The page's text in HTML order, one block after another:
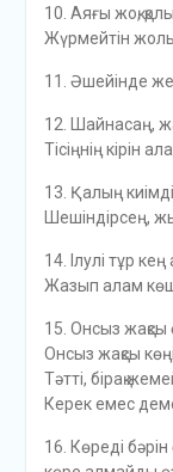
10. Аяғы жоқ,
Жүрмейтін жолы
11. Әшейінде
12. Шайнасаң,
Тісіңнің кірін
13. Қалың
Шешіндірсең,
14. Ілулі тұр
Жазып алам
15. Онсыз жақсы
Онсыз жақсы
Тәтті, бірақ
Керек емес
16. Көреді бәрін